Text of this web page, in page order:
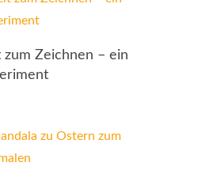
zum Zeichnen – ein